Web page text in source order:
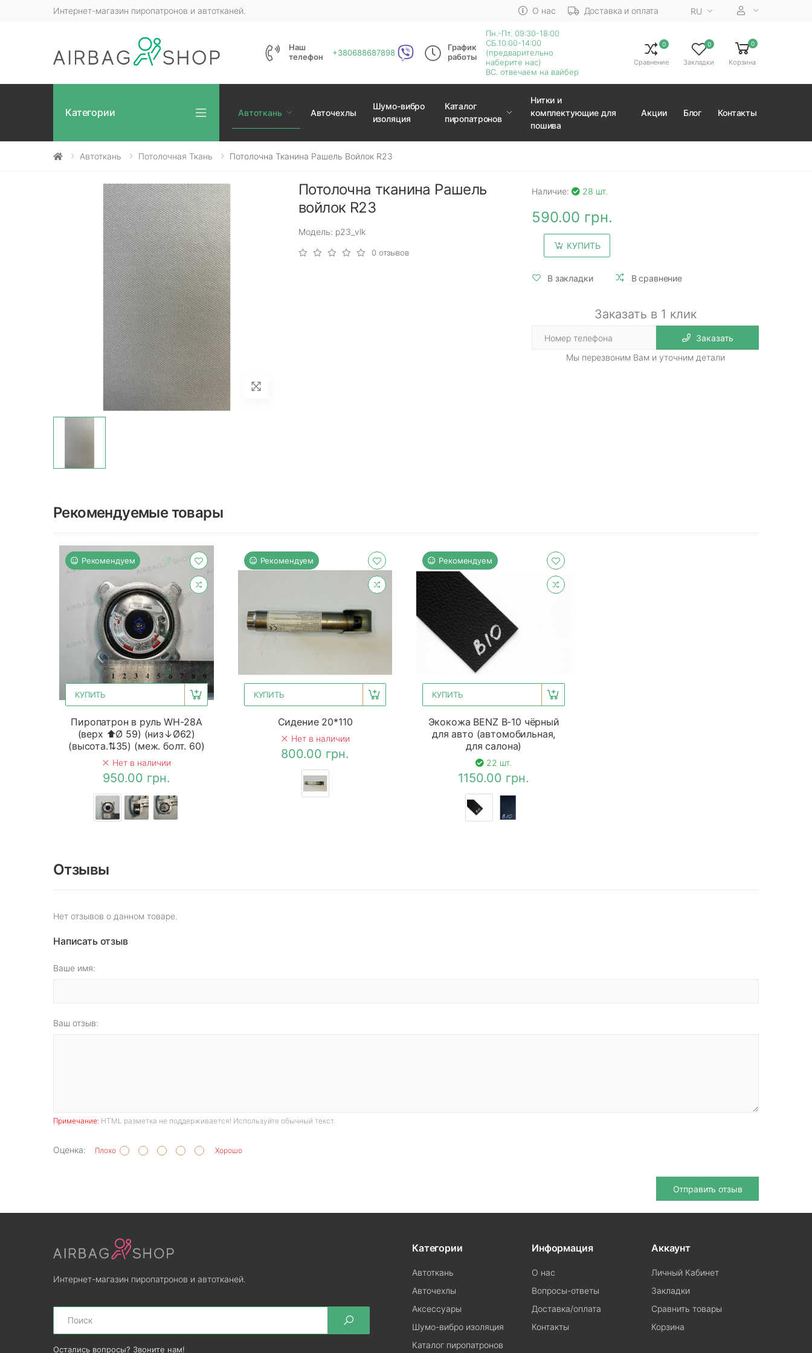
Интернет-магазин пиропатронов и автотканей. О нас Доставка и оплата RU
Наш
телефон
+380688687898
График
работы
Пн.-Пт. 09:30-18:00
СБ.10:00-14:00
(предварительно
наберите нас)
ВС. отвечаем на вайбер
0
Сравнение
0
Закладки
0
Корзина
Категории Автоткань Авточехлы
Шумо-вибро
изоляция
Каталог
пиропатронов
Нитки и
комплектующие для
пошива
Акции Блог Контакты
Автоткань Потолочная Ткань Потолочна Тканина Рашель Войлок R23
Потолочна тканина Рашель
войлок R23
Модель: р23_vlk
0 отзывов
Наличие: 28 шт.
590.00 грн.
КУПИТЬ
В закладки В сравнение
Заказать в 1 клик
Заказать
Мы перезвоним Вам и уточним детали
Рекомендуемые товары
Рекомендуем
КУПИТЬ
Пиропатрон в руль WH-28A
(верх ⬆Ø 59) (низ↓Ø62)
(высота.⇅35) (меж. болт. 60)
Нет в наличии
950.00 грн.
Рекомендуем
КУПИТЬ
Сидение 20*110
Нет в наличии
800.00 грн.
Рекомендуем
КУПИТЬ
Экокожа BENZ B-10 чёрный
для авто (автомобильная,
для салона)
22 шт.
1150.00 грн.
Отзывы
Нет отзывов о данном товаре.
Написать отзыв
Ваше имя:
Ваш отзыв:
Примечание: HTML разметка не поддерживается! Используйте обычный текст.
Оценка: Плохо Хорошо
Отправить отзыв
Интернет-магазин пиропатронов и автотканей.
Search
Остались вопросы? Звоните нам!
Категории
Автоткань
Авточехлы
Аксессуары
Шумо-вибро изоляция
Каталог пиропатронов
Информация
О нас
Вопросы-ответы
Доставка/оплата
Контакты
Аккаунт
Личный Кабинет
Закладки
Сравнить товары
Корзина